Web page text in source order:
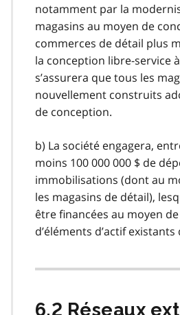
notamment par la
magasins au moyen de
commerces de détail plus
la conception libre-service
s’assurera que tous les
nouvellement construits
de conception.
b) La société engagera,
moins 100 000 000 $ de
immobilisations (dont au
les magasins de détail),
être financées au moyen
d’éléments d’actif
6.2 Réseaux